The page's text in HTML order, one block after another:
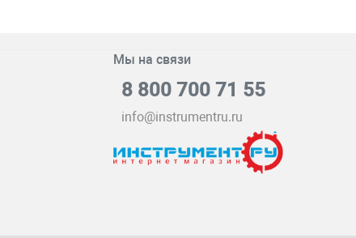
Мы на связи
8 800 700 71 55
info@instrumentru.ru